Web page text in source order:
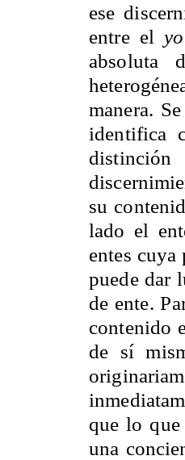
ese
entre el yo
absoluta
manera.
identifica
distinción
su
lado el
entes cuya
puede dar
de ente.
contenido
de sí
que lo que
una